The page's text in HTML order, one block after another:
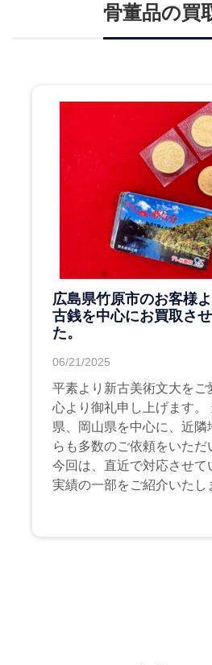
骨董品の買
広島県竹原市のお客様よ
古銭を中心にお買取さ
た。
06/21/2025
平素より新古美術文大をご
心より御礼申し上げます。
県、岡山県を中心に、近隣
らも多数のご依頼をいただ
今回は、直近で対応させて
実績の一部をご紹介いたし